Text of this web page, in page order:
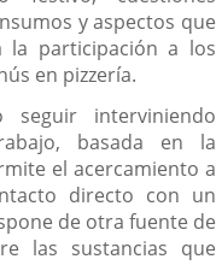
y aspectos que
la participación a los
en pizzería.
seguir interviniendo
basada en la
el acercamiento a
directo con un
de otra fuente de
las sustancias que